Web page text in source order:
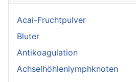
Acai-Fruchtpulver
Bluter
Antikoagulation
Achselhöhlenlymphknoten